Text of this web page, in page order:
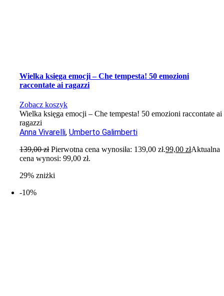
Wielka księga emocji – Che tempesta! 50 emozioni
raccontate ai ragazzi
Zobacz koszyk
Wielka księga emocji – Che tempesta! 50 emozioni raccontate ai
ragazzi
Anna Vivarelli,Umberto Galimberti
139,00zł Pierwotna cena wynosiła: 139,00 zł.99,00złAktualna
cena wynosi: 99,00 zł.
29% zniżki
-10%